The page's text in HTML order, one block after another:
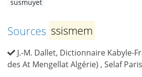
susmuyet
Sources ssismem
J.-M. Dallet, Dictionnaire Kabyle-
des At Mengellat Algérie) , Selaf